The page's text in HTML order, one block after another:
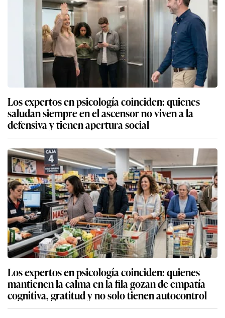
Los expertos en psicología coinciden: quienes
saludan siempre en el ascensor no viven a la
defensiva y tienen apertura social
Los expertos en psicología coinciden: quienes
mantienen la calma en la fila gozan de empatía
cognitiva, gratitud y no solo tienen autocontrol